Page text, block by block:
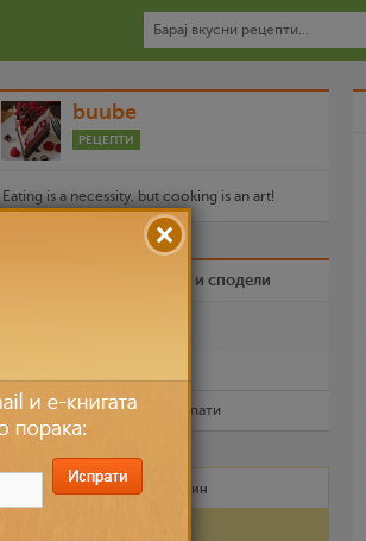
buube
РЕЦЕПТИ
Eating is a necessity, but cooking is an art!
Биди вистински пријател и сподели
Рецептот е прочитан пати
Лесно 30 мин – 60 мин